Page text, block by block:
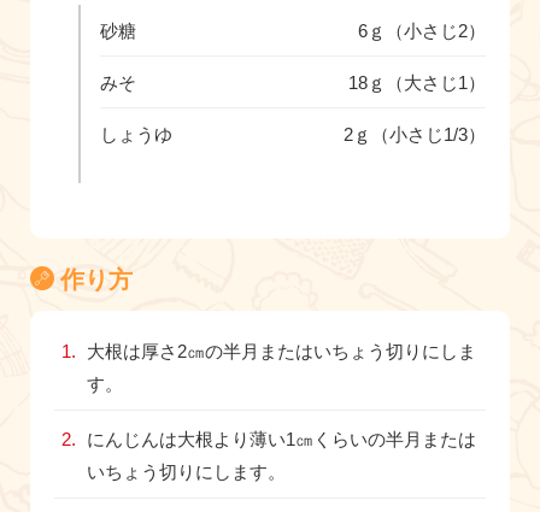
砂糖 6ｇ（小さじ2）
みそ 18ｇ（大さじ1）
しょうゆ 2ｇ（小さじ1/3）
作り方
大根は厚さ2㎝の半月またはいちょう切りにしま
す。
にんじんは大根より薄い1㎝くらいの半月または
いちょう切りにします。